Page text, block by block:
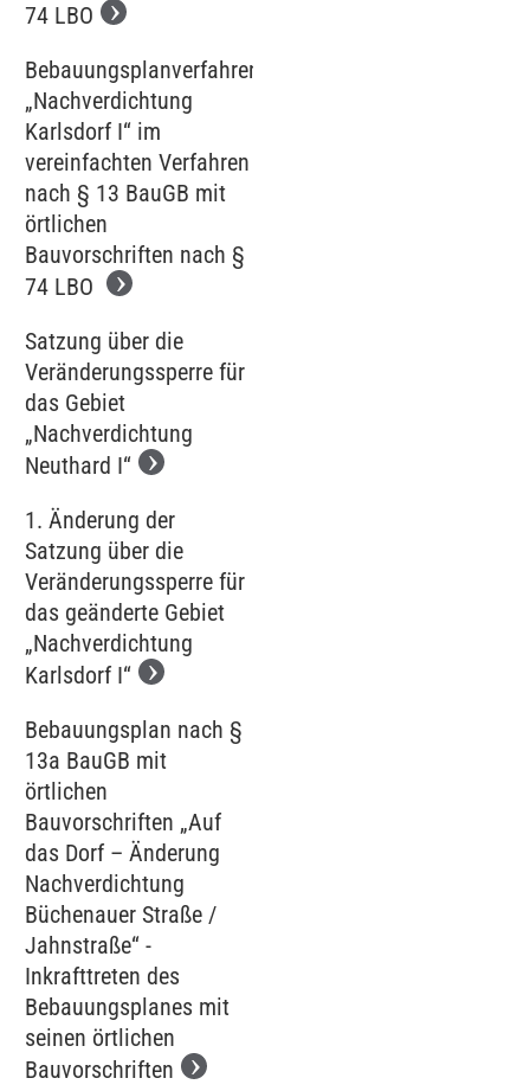
74 LBO
Bebauungsplanverfahren
„Nachverdichtung
Karlsdorf I“ im
vereinfachten Verfahren
nach § 13 BauGB mit
örtlichen
Bauvorschriften nach §
74 LBO
Satzung über die
Veränderungssperre für
das Gebiet
„Nachverdichtung
Neuthard I“
1. Änderung der
Satzung über die
Veränderungssperre für
das geänderte Gebiet
„Nachverdichtung
Karlsdorf I“
Bebauungsplan nach §
13a BauGB mit
örtlichen
Bauvorschriften „Auf
das Dorf – Änderung
Nachverdichtung
Büchenauer Straße /
Jahnstraße“ -
Inkrafttreten des
Bebauungsplanes mit
seinen örtlichen
Bauvorschriften